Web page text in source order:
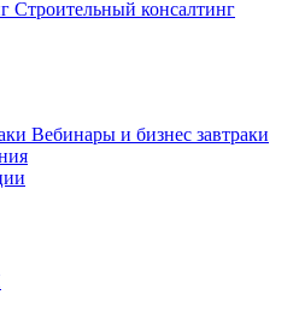
Строительный консалтинг
Вебинары и бизнес завтраки